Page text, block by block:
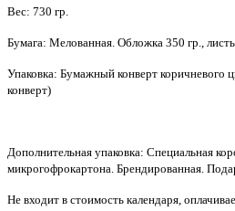
Вес: 730 гр.
Бумага: Мелованная. Обложка 350 гр.,
Упаковка: Бумажный конверт коричневого
конверт)
Дополнительная упаковка: Специальная
микрогофрокартона. Брендированная.
Не входит в стоимость календаря,